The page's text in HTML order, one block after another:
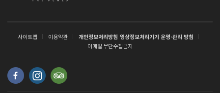
사이트맵 이용약관 개인정보처리방침 영상정보처리기기 운영·관리 방침
이메일 무단수집금지